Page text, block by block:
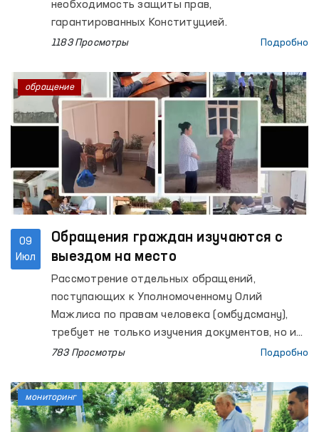
граждан
необходимость защиты прав,
гарантированных Конституцией.
1183 Просмотры Подробно
09
Июл
Обращения граждан изучаются с
выездом на место
Рассмотрение отдельных обращений,
поступающих к Уполномоченному Олий
Мажлиса по правам человека (омбудсману),
требует не только изучения документов, но и
проверки изложенных фактов
783 Просмотры Подробно
обращение
мониторинг